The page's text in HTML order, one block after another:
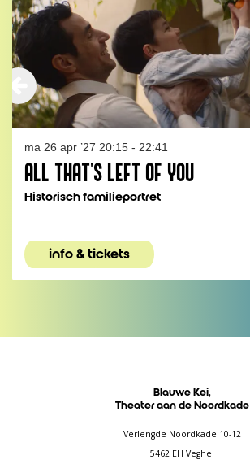
ALL THAT'S LEFT OF YOU
Historisch familieportret
ma 26 apr ’27 20:15 - 22:41
info & tickets
Blauwe Kei,
Theater aan de Noordkade
Verlengde Noordkade 10-12
5462 EH Veghel